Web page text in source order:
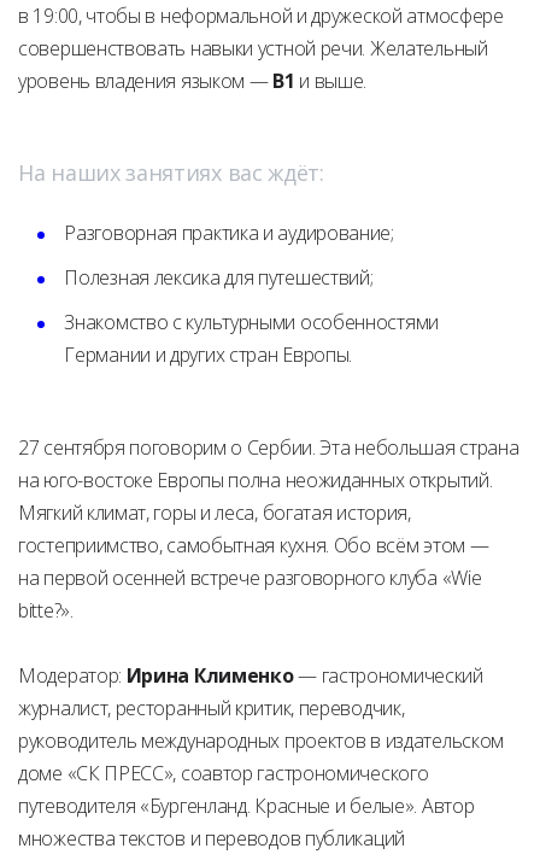
в 19:00, чтобы в неформальной и дружеской атмосфере
совершенствовать навыки устной речи. Желательный
уровень владения языком —B1 и выше.
На наших занятиях вас ждёт:
Разговорная практика и аудирование;
Полезная лексика для путешествий;
Знакомство с культурными особенностями
Германии и других стран Европы.
27 сентября поговорим о Сербии. Эта небольшая страна
на юго-востоке Европы полна неожиданных открытий.
Мягкий климат, горы и леса, богатая история,
гостеприимство, самобытная кухня. Обо всём этом —
на первой осенней встрече разговорного клуба «Wie
bitte?».
Модератор: Ирина Клименко— гастрономический
журналист, ресторанный критик, переводчик,
руководитель международных проектов в издательском
доме «СК ПРЕСС», соавтор гастрономического
путеводителя «Бургенланд. Красные и белые». Автор
множества текстов и переводов публикаций